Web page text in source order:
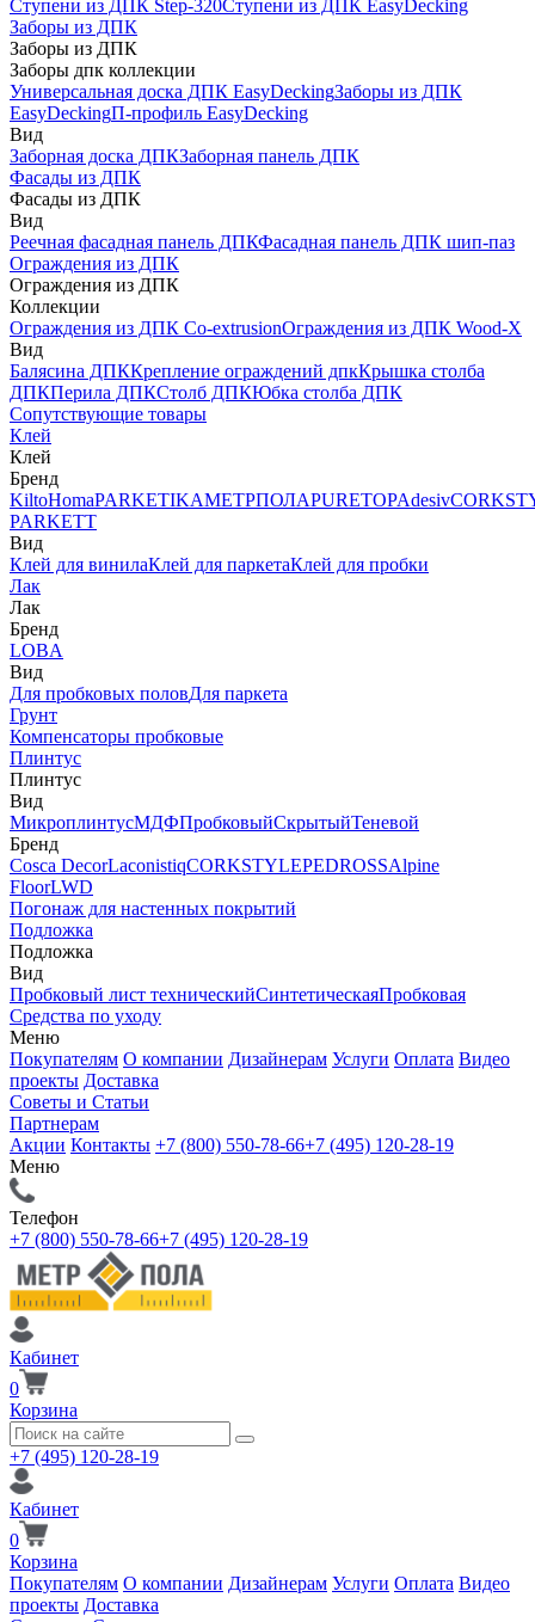
Ступени из ДПК Step-320Ступени из ДПК EasyDecking
Заборы из ДПК
Заборы из ДПК
Заборы дпк коллекции
Универсальная доска ДПК EasyDeckingЗаборы из ДПК
EasyDeckingП-профиль EasyDecking
Вид
Заборная доска ДПКЗаборная панель ДПК
Фасады из ДПК
Фасады из ДПК
Вид
Реечная фасадная панель ДПКФасадная панель ДПК шип-паз
Ограждения из ДПК
Ограждения из ДПК
Коллекции
Ограждения из ДПК Co-extrusionОграждения из ДПК Wood-X
Вид
Балясина ДПККрепление ограждений дпкКрышка столба
ДПКПерила ДПКСтолб ДПКЮбка столба ДПК
Сопутствующие товары
Клей
Клей
Бренд
KiltoHomaPARKETIKAМЕТРПОЛАPURETOPAdesiv
PARKETT
Вид
Клей для винилаКлей для паркетаКлей для пробки
Лак
Лак
Бренд
LOBA
Вид
Для пробковых половДля паркета
Грунт
Компенсаторы пробковые
Плинтус
Плинтус
Вид
МикроплинтусМДФПробковыйСкрытыйТеневой
Бренд
Cosca DecorLaconistiqCORKSTYLEPEDROSSAlpine
FloorLWD
Погонаж для настенных покрытий
Подложка
Подложка
Вид
Пробковый лист техническийСинтетическаяПробковая
Средства по уходу
Меню
Покупателям О компании Дизайнерам Услуги Оплата Видео
проекты Доставка
Советы и Статьи
Партнерам
Акции Контакты +7 (800) 550-78-66+7 (495) 120-28-19
Меню
Телефон
+7 (800) 550-78-66+7 (495) 120-28-19
Кабинет
0
Корзина
+7 (495) 120-28-19
Кабинет
0
Корзина
Покупателям О компании Дизайнерам Услуги Оплата Видео
проекты Доставка